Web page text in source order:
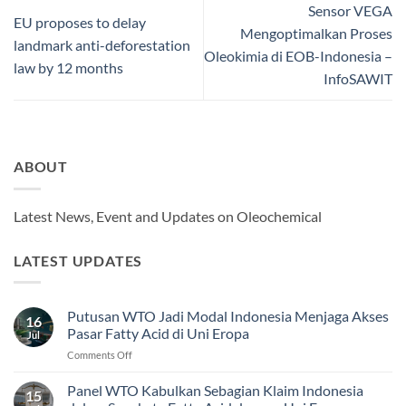
EU proposes to delay
landmark anti-deforestation
law by 12 months
Sensor VEGA
Mengoptimalkan Proses
Oleokimia di EOB-Indonesia –
InfoSAWIT
ABOUT
Latest News, Event and Updates on Oleochemical
LATEST UPDATES
16
Jul
Putusan WTO Jadi Modal Indonesia Menjaga Akses
Pasar Fatty Acid di Uni Eropa
Comments Offon
WTO
15
Panel WTO Kabulkan Sebagian Klaim Indonesia